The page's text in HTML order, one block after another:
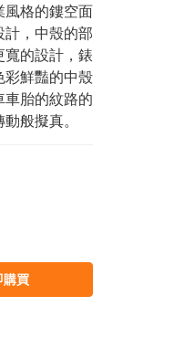
風格的鏤空面
，中殼的部
的設計，錶
彩鮮豔的中殼
胎的紋路的
般擬真。
購買